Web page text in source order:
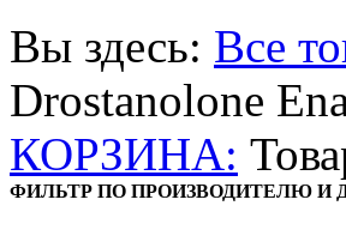
Вы здесь: Все
Drostanolone
КОРЗИНА:
ФИЛЬТР ПО ПРОИЗВОДИТЕЛЮ